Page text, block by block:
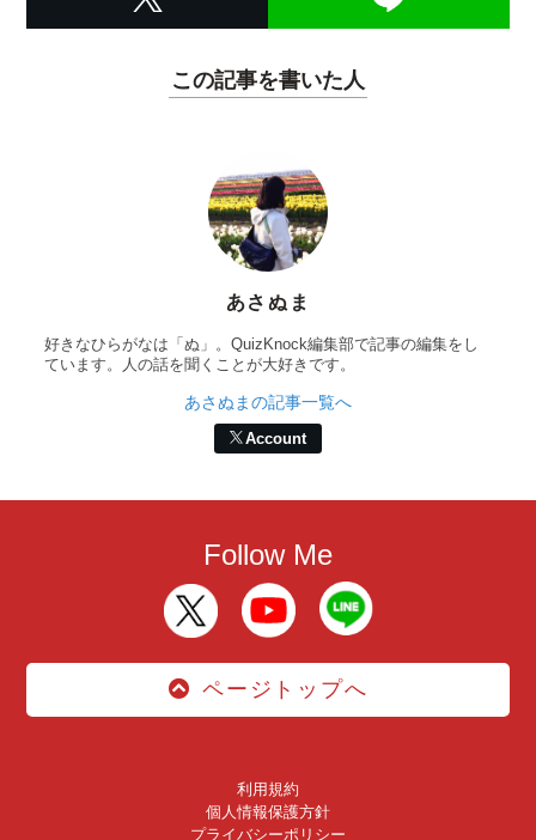
この記事を書いた人
あさぬま
好きなひらがなは「ぬ」。QuizKnock編集部で記事の編集をし
ています。人の話を聞くことが大好きです。
あさぬまの記事一覧へ
Account
Follow Me
ページトップへ
利用規約
個人情報保護方針
プライバシーポリシー